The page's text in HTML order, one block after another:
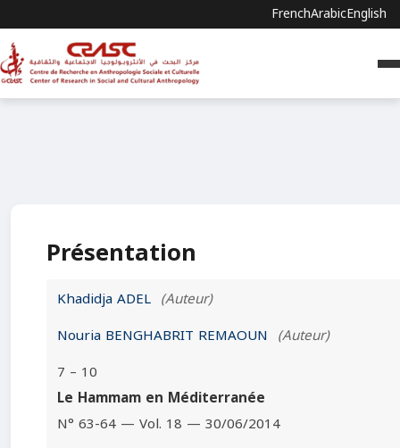
FrenchArabicEnglish
Présentation
Khadidja ADEL (Auteur)
Nouria BENGHABRIT REMAOUN (Auteur)
7 – 10
Le Hammam en Méditerranée
N° 63-64 — Vol. 18 — 30/06/2014